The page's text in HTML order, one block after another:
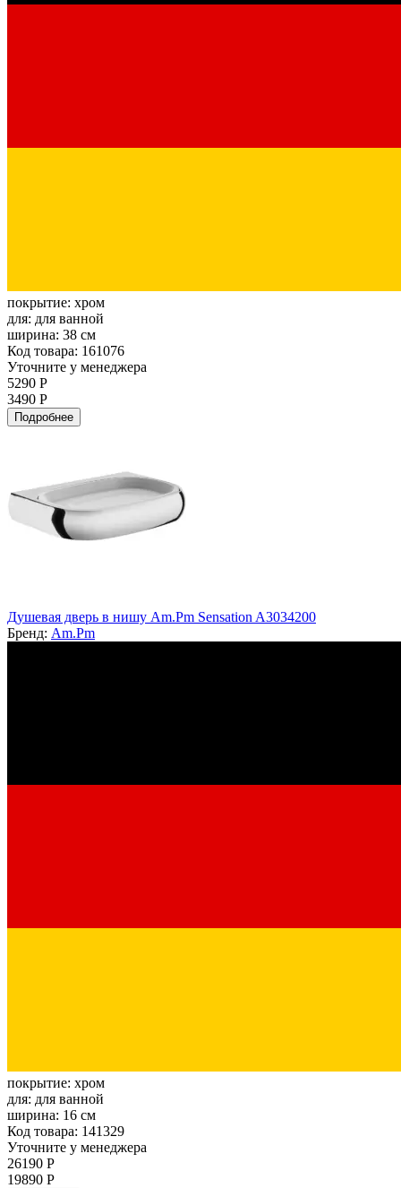
покрытие: хром
для: для ванной
ширина: 38 см
Код товара: 161076
Уточните у менеджера
5290 Р
3490 Р
Подробнее
Душевая дверь в нишу Am.Pm Sensation A3034200
Бренд: Am.Pm
покрытие: хром
для: для ванной
ширина: 16 см
Код товара: 141329
Уточните у менеджера
26190 Р
19890 Р